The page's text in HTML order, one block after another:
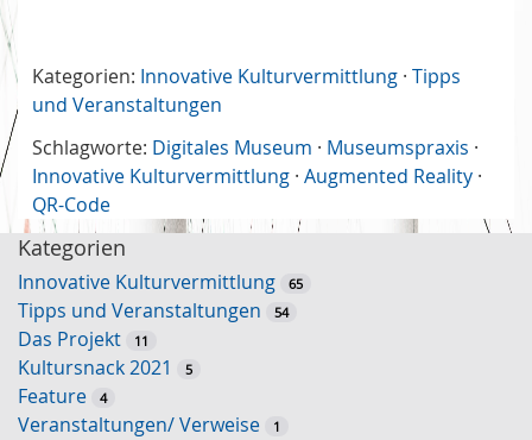
Kategorien: Innovative Kulturvermittlung · Tipps
und Veranstaltungen
Schlagworte: Digitales Museum · Museumspraxis ·
Innovative Kulturvermittlung · Augmented Reality ·
QR-Code
Kategorien
Innovative Kulturvermittlung 65
Tipps und Veranstaltungen 54
Das Projekt 11
Kultursnack 2021 5
Feature 4
Veranstaltungen/ Verweise 1